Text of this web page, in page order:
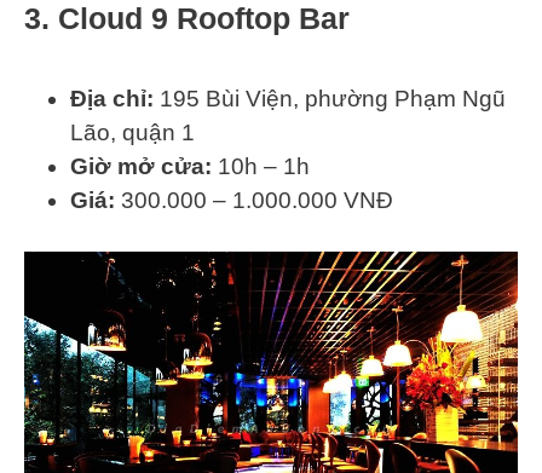
3. Cloud 9 Rooftop Bar
Địa chỉ: 195 Bùi Viện, phường Phạm Ngũ
Lão, quận 1
Giờ mở cửa: 10h – 1h
Giá: 300.000 – 1.000.000 VNĐ